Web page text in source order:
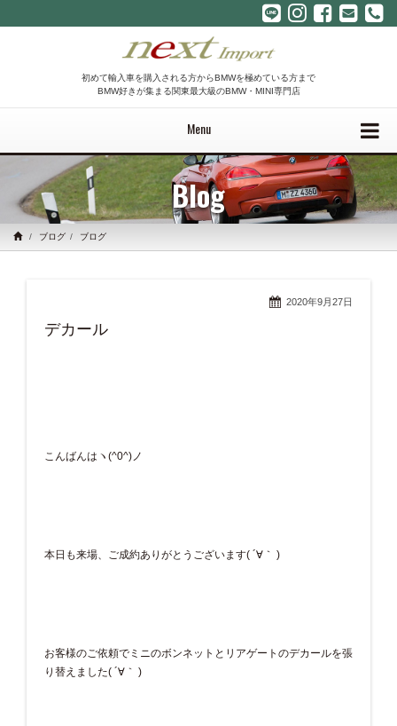
初めて輸入車を購入される方からBMWを極めている方まで
BMW好きが集まる関東最大級のBMW・MINI専門店
Menu
Blog
ブログ ブログ
2020年9月27日
デカール
こんばんはヽ(^0^)ノ
本日も来場、ご成約ありがとうございます( ´∀｀ )
お客様のご依頼でミニのボンネットとリアゲートのデカールを張
り替えました( ´∀｀ )